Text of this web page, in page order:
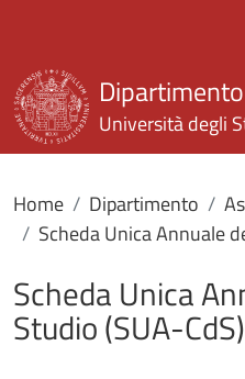
Università degli
Home Dipartimento
Scheda Unica Annuale
Scheda Unica
Studio (SUA-CdS)